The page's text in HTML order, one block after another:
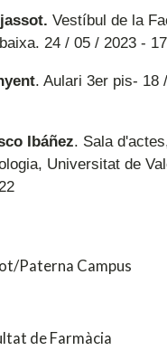
Vestíbul de la
24 / 05 / 2023 -
. Aulari 3er pis- 18
Ibáñez. Sala
Universitat de
Paterna Campus
de Farmàcia